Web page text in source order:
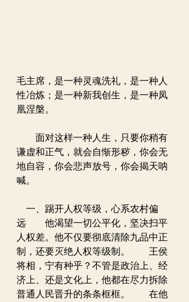
毛主席，是一种灵魂洗礼，是一种人
性冶炼；是一种新我创生，是一种凤
凰涅槃。
面对这样一种人生，只要你稍有
谦虚和正气，就会自惭形秽，你会无
地自容，你会悲声放号，你会揭天呐
喊。
一、踢开人权等级，心系农村偏
远　　他渴望一切公平化，坚决扫平
人权差。他不仅要彻底清除九品中正
制，还要灭绝人权等级制。　　王侯
将相，宁有种乎？不管是政治上、经
济上、还是文化上，他都在尽力拆除
普通人民晋升的条条框框。　　在他